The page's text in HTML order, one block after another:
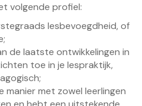
volgende profiel:
lesbevoegdheid, of
de laatste ontwikkelingen in
toe in je lespraktijk,
met zowel leerlingen